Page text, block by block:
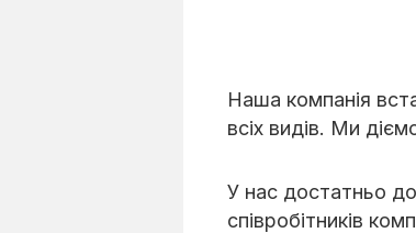
Наша компанія
всіх видів. Ми
У нас достатньо
співробітників